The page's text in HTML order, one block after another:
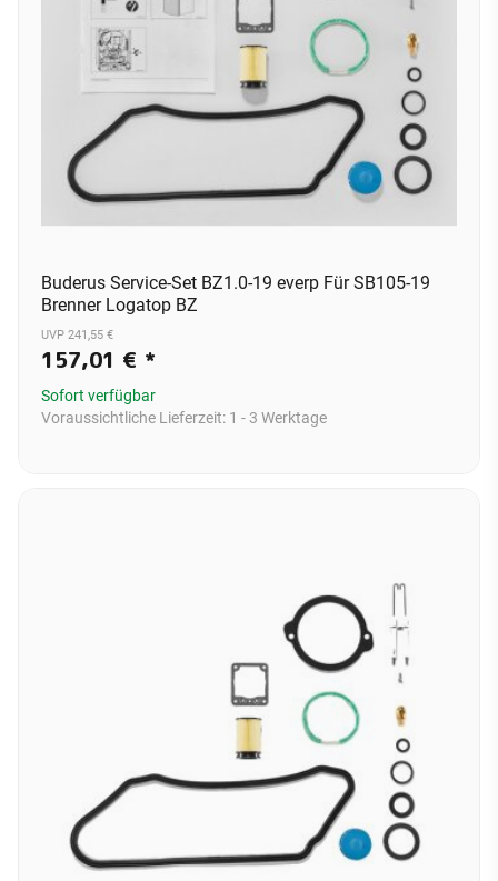
Buderus Service-Set BZ1.0-19 everp Für SB105-19
Brenner Logatop BZ
UVP 241,55 €
157,01 € *
Sofort verfügbar
Voraussichtliche Lieferzeit: 1 - 3 Werktage